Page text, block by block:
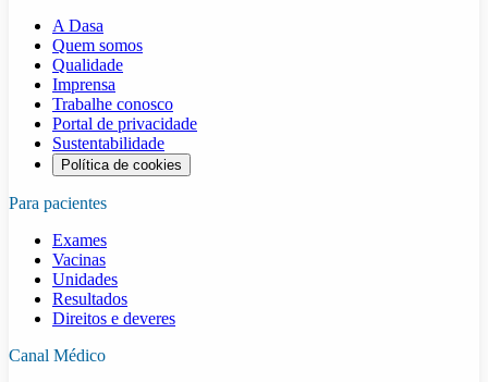
A Dasa
Quem somos
Qualidade
Imprensa
Trabalhe conosco
Portal de privacidade
Sustentabilidade
Política de cookies
Para pacientes
Exames
Vacinas
Unidades
Resultados
Direitos e deveres
Canal Médico